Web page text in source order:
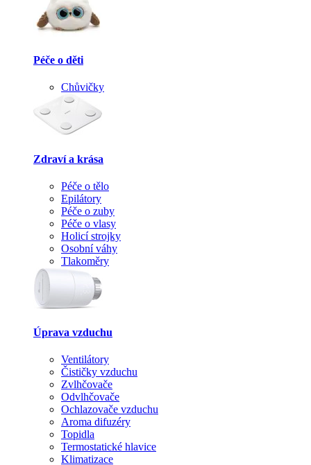
Péče o děti
Chůvičky
Zdraví a krása
Péče o tělo
Epilátory
Péče o zuby
Péče o vlasy
Holicí strojky
Osobní váhy
Tlakoměry
Úprava vzduchu
Ventilátory
Čističky vzduchu
Zvlhčovače
Odvlhčovače
Ochlazovače vzduchu
Aroma difuzéry
Topidla
Termostatické hlavice
Klimatizace